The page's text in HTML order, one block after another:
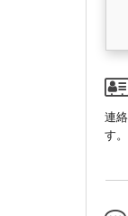
連
す。